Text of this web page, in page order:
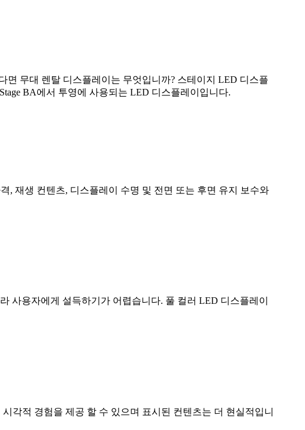
무대 렌탈 디스플레이는 무엇입니까? 스테이지 LED 디스플
BA에서 투영에 사용되는 LED 디스플레이입니다.
, 재생 컨텐츠, 디스플레이 수명 및 전면 또는 후면 유지 보수와
사용자에게 설득하기가 어렵습니다. 풀 컬러 LED 디스플레이
각적 경험을 제공 할 수 있으며 표시된 컨텐츠는 더 현실적입니